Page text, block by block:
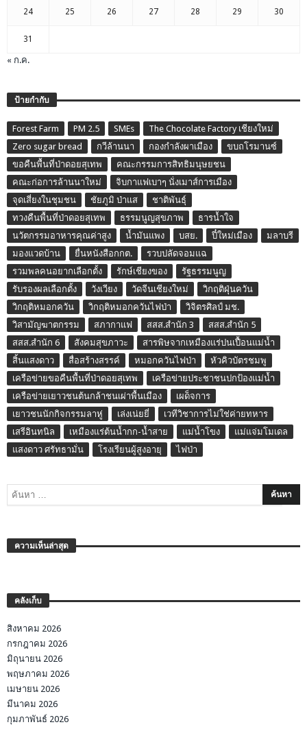
24 25 26 27 28 29 30
31
« ก.ค.
ป้ายกำกับ
Forest Farm PM 2.5 SMEs
The Chocolate Factory เชียงใหม่
Zero sugar bread
กวีล้านนา กองกำลังผาเมือง
ขบถโรมานซ์
ขอคืนพื้นที่ป่าดอยสุเทพ
คณะกรรมการสิทธิมนุษยชน
คณะก่อการล้านนาใหม่
จิบกาแฟเบาๆ นั่งเมาส์การเมือง
จุดเสี่ยงในชุมชน
ชัยภูมิ ป่าแส
ชาติพันธุ์
ทวงคืนพื้นที่ป่าดอยสุเทพ
ธรรมนูญสุขภาพ
ธารน้ำใจ
นวัตกรรมอาหารคุณค่าสูง
น้ำมันแพง บสย. ปี๋ใหม่เมือง
มลาบรี
มองแวดบ้าน
ยื่นหนังสือกกต.
รวบปลัดจอมแฉ
รวมพลคนอยากเลือกตั้ง
รักษ์เชียงของ
รัฐธรรมนูญ
รับรองผลเลือกตั้ง
วังเวียง วัดจีนเชียงใหม่
วิกฤติฝุ่นควัน
วิกฤติหมอกควัน
วิกฤติหมอกควันไฟป่า
วิจิตรศิลป์ มช.
วิสามัญฆาตกรรม
สภากาแฟ สสส.สำนัก 3
สสส.สำนัก 5
สสส.สำนัก 6
สังคมสุขภาวะ
สารพิษจากเหมืองแร่ปนเปื้อนแม่น้ำ
สิ้นแสงดาว
สื่อสร้างสรรค์ หมอกควันไฟป่า
หัวคิวบัตรชมพู
เครือข่ายขอคืนพื้นที่ป่าดอยสุเทพ
เครือข่ายประชาชนปกป้องแม่น้ำ
เครือข่ายเยาวชนต้นกล้าชนเผ่าพื้นเมือง
เผด็จการ
เยาวชนนักกิจกรรมลาหู่
เล่งเน่ยยี่
เวทีวิชาการไม่ใช่ค่ายทหาร
เสรีอินทนิล
เหมืองแร่ต้นน้ำกก-น้ำสาย แม่น้ำโขง
แม่แจ่มโมเดล
แสงดาว ศรัทธามั่น
โรงเรียนผู้สูงอายุ ไฟป่า
ความเห็นล่าสุด
คลังเก็บ
สิงหาคม 2026
กรกฎาคม 2026
มิถุนายน 2026
พฤษภาคม 2026
เมษายน 2026
มีนาคม 2026
กุมภาพันธ์ 2026